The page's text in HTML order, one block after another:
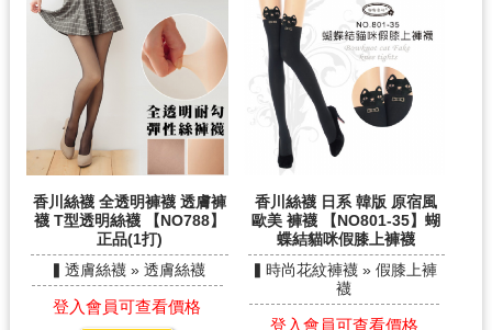
香川絲襪 全透明褲襪 透膚褲
襪 T型透明絲襪 【NO788】
正品(1打)
▍透膚絲襪 » 透膚絲襪
登入會員可查看價格
香川絲襪 日系 韓版 原宿風
歐美 褲襪 【NO801-35】蝴
蝶結貓咪假膝上褲襪
▍時尚花紋褲襪 » 假膝上褲
襪
登入會員可查看價格